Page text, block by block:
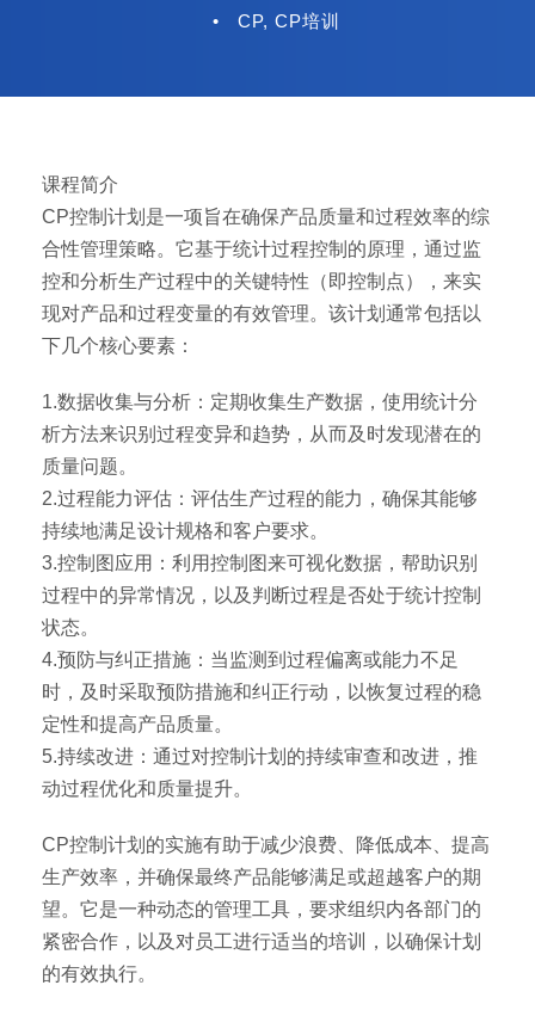
•
CP, CP培训
课程简介
CP控制计划是一项旨在确保产品质量和过程效率的综
合性管理策略。它基于统计过程控制的原理，通过监
控和分析生产过程中的关键特性（即控制点），来实
现对产品和过程变量的有效管理。该计划通常包括以
下几个核心要素：
1.数据收集与分析：定期收集生产数据，使用统计分
析方法来识别过程变异和趋势，从而及时发现潜在的
质量问题。
2.过程能力评估：评估生产过程的能力，确保其能够
持续地满足设计规格和客户要求。
3.控制图应用：利用控制图来可视化数据，帮助识别
过程中的异常情况，以及判断过程是否处于统计控制
状态。
4.预防与纠正措施：当监测到过程偏离或能力不足
时，及时采取预防措施和纠正行动，以恢复过程的稳
定性和提高产品质量。
5.持续改进：通过对控制计划的持续审查和改进，推
动过程优化和质量提升。
CP控制计划的实施有助于减少浪费、降低成本、提高
生产效率，并确保最终产品能够满足或超越客户的期
望。它是一种动态的管理工具，要求组织内各部门的
紧密合作，以及对员工进行适当的培训，以确保计划
的有效执行。